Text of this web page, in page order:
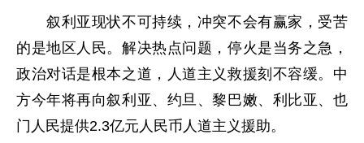
叙利亚现状不可持续，冲突不会有赢家，受苦
的是地区人民。解决热点问题，停火是当务之急，
政治对话是根本之道，人道主义救援刻不容缓。中
方今年将再向叙利亚、约旦、黎巴嫩、利比亚、也
门人民提供2.3亿元人民币人道主义援助。